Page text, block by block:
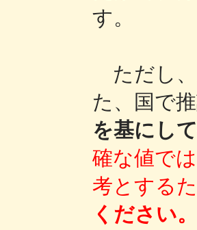
す。
ただし、
た、国で
を基にし
確な値で
考とする
ください。